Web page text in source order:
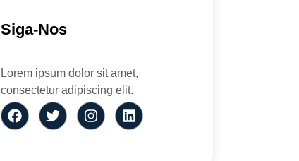
Siga-Nos
Lorem ipsum dolor sit amet,
consectetur adipiscing elit.